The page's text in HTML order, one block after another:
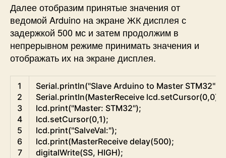
Далее отобразим принятые значения от
ведомой Arduino на экране ЖК дисплея с
задержкой 500 мс и затем продолжим в
непрерывном режиме принимать значения и
отображать их на экране дисплея.
Arduino
1
2
3
4
5
6
7
Serial.println("Slave Arduino to Master STM32")
Serial.println(MasterReceive lcd.setCursor(0,0)
lcd.print("Master: STM32");
lcd.setCursor(0,1);
lcd.print("SalveVal:");
lcd.print(MasterReceive delay(500);
digitalWrite(SS, HIGH);